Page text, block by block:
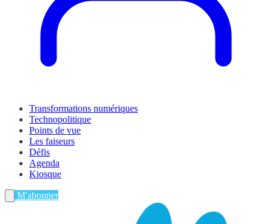
Transformations numériques
Technopolitique
Points de vue
Les faiseurs
Défis
Agenda
Kiosque
M'abonner